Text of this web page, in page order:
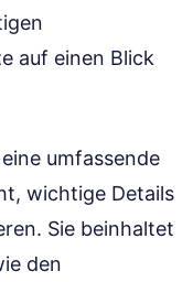
auf einen Blick
umfassende
wichtige Details
Sie beinhaltet
den